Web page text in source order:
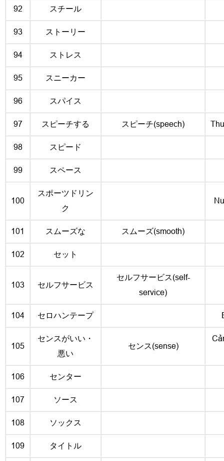
92 スチール
93 ストーリー
94 ストレス
95 スニーカー
96 スパイス
97 スピーチする スピーチ(speech)
98 スピード
99 スペース
100
スポーツドリン
ク
101 スムーズな スムーズ(smooth)
102 セット
103 セルフサービス
セルフサービス(self-
service)
104 セロハンテープ
105
センスがいい・
悪い
センス(sense)
106 センター
107 ソース
108 ソックス
109 タイトル